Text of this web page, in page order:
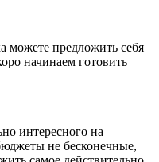
можете предложить себя
начинаем готовить
интересного на
не бесконечные,